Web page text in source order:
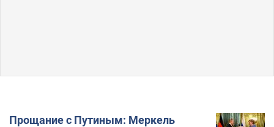
Прощание с Путиным: Меркель